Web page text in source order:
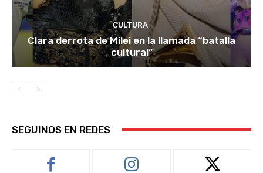
CULTURA
Clara derrota de Milei en la llamada “batalla
cultural”
SEGUINOS EN REDES